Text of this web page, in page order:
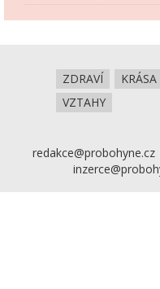
ZDRAVÍ KRÁSA
VZTAHY
redakce@probohyne.cz